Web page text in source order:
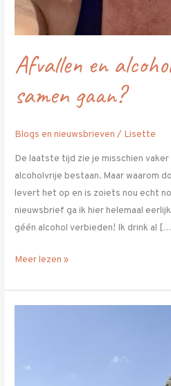
Afvallen en
samen gaan?
Blogs en nieuwsbrieven / Lisette
De laatste tijd zie je misschien
alcoholvrije bestaan. Maar waarom
levert het op en is zoiets nou echt
nieuwsbrief ga ik hier helemaal
géén alcohol verbieden! Ik drink al
Meer lezen »